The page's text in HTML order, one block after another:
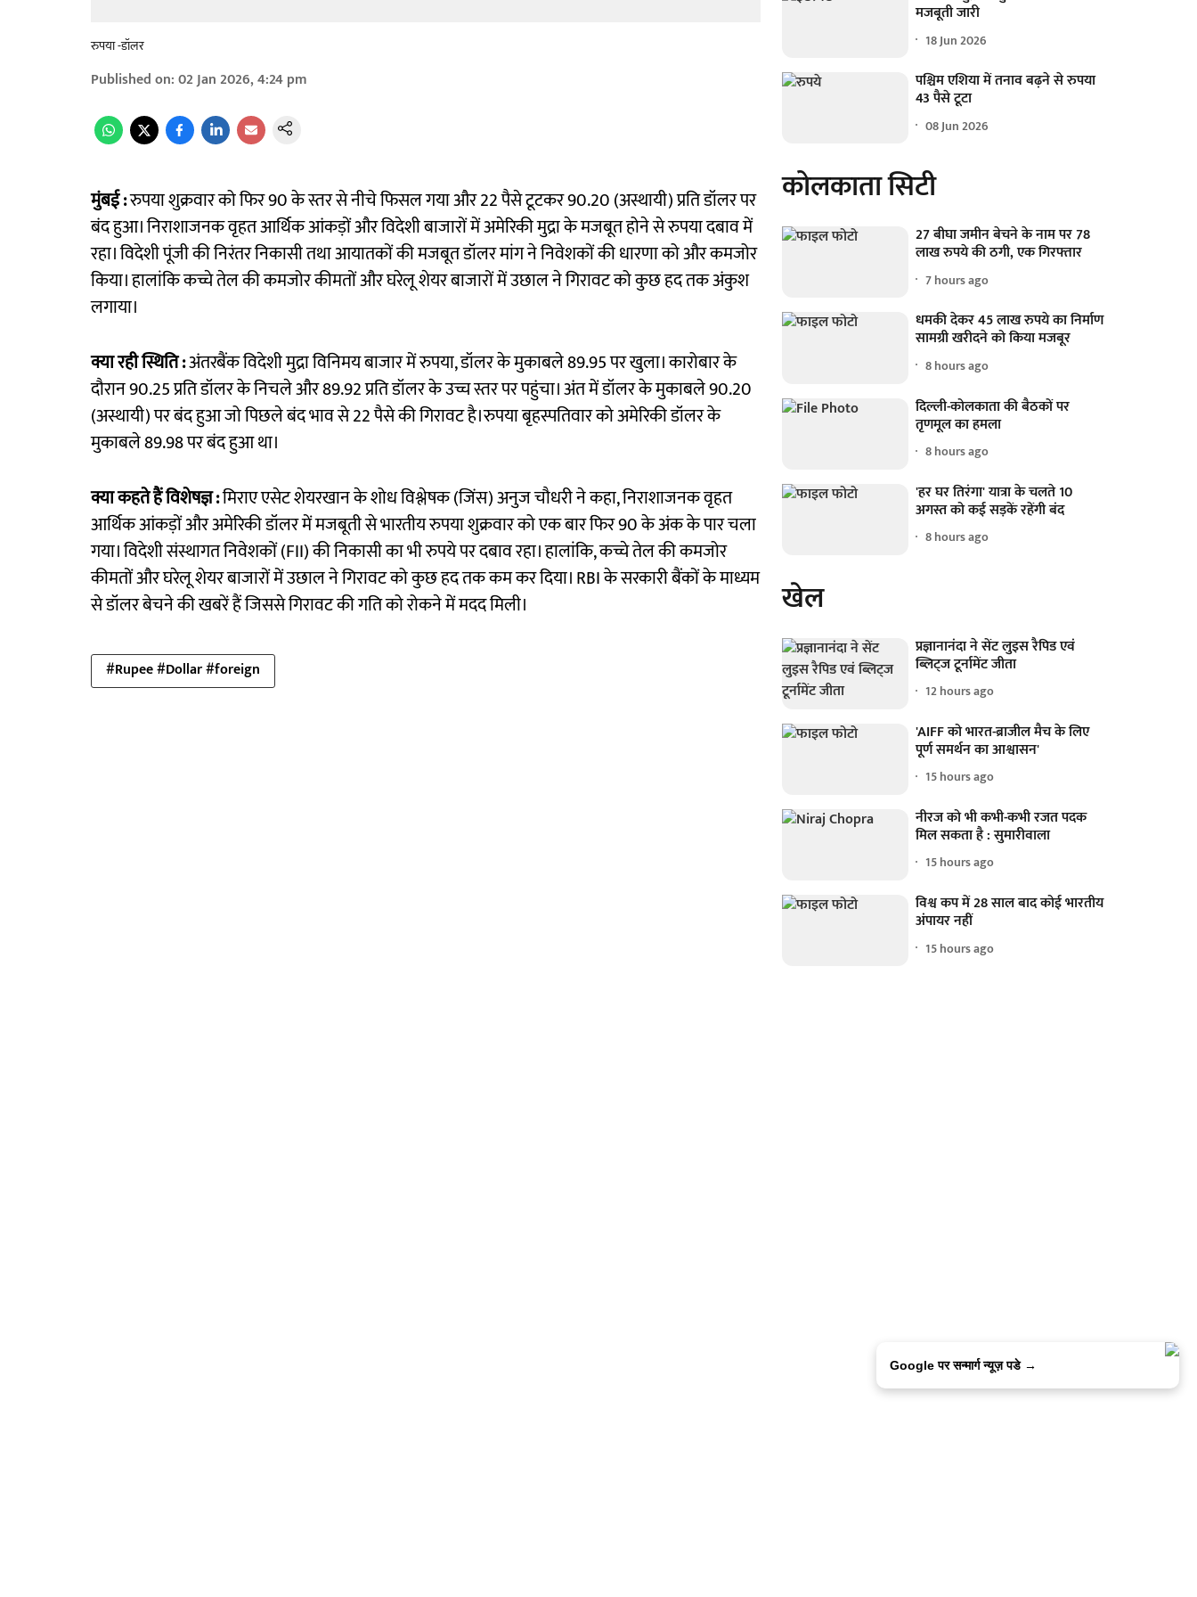
रुपया -डॉलर
Published on:02 Jan 2026, 4:24 pm
मुंबई :रुपया शुक्रवार को फिर 90 के स्तर से नीचे फिसल गया और 22 पैसे टूटकर 90.20 (अस्थायी) प्रति डॉलर पर
बंद हुआ। निराशाजनक वृहत आर्थिक आंकड़ों और विदेशी बाजारों में अमेरिकी मुद्रा के मजबूत होने से रुपया दबाव में
रहा। विदेशी पूंजी की निरंतर निकासी तथा आयातकों की मजबूत डॉलर मांग ने निवेशकों की धारणा को और कमजोर
किया। हालांकि कच्चे तेल की कमजोर कीमतों और घरेलू शेयर बाजारों में उछाल ने गिरावट को कुछ हद तक अंकुश
लगाया।
क्या रही स्थिति :अंतरबैंक विदेशी मुद्रा विनिमय बाजार में रुपया, डॉलर के मुकाबले 89.95 पर खुला। कारोबार के
दौरान 90.25 प्रति डॉलर के निचले और 89.92 प्रति डॉलर के उच्च स्तर पर पहुंचा। अंत में डॉलर के मुकाबले 90.20
(अस्थायी) पर बंद हुआ जो पिछले बंद भाव से 22 पैसे की गिरावट है।रुपया बृहस्पतिवार को अमेरिकी डॉलर के
मुकाबले 89.98 पर बंद हुआ था।
क्या कहते हैं विशेषज्ञ :मिराए एसेट शेयरखान के शोध विश्लेषक (जिंस) अनुज चौधरी ने कहा, निराशाजनक वृहत
आर्थिक आंकड़ों और अमेरिकी डॉलर में मजबूती से भारतीय रुपया शुक्रवार को एक बार फिर 90 के अंक के पार चला
गया। विदेशी संस्थागत निवेशकों (FII) की निकासी का भी रुपये पर दबाव रहा। हालांकि, कच्चे तेल की कमजोर
कीमतों और घरेलू शेयर बाजारों में उछाल ने गिरावट को कुछ हद तक कम कर दिया। RBI के सरकारी बैंकों के माध्यम
से डॉलर बेचने की खबरें हैं जिससे गिरावट की गति को रोकने में मदद मिली।
#Rupee #Dollar #foreign
मजबूती जारी
18 Jun 2026
पश्चिम एशिया में तनाव बढ़ने से रुपया
43 पैसे टूटा
08 Jun 2026
कोलकाता सिटी
27 बीघा जमीन बेचने के नाम पर 78
लाख रुपये की ठगी, एक गिरफ्तार
7 hours ago
धमकी देकर 45 लाख रुपये का निर्माण
सामग्री खरीदने को किया मजबूर
8 hours ago
दिल्ली-कोलकाता की बैठकों पर
तृणमूल का हमला
8 hours ago
'हर घर तिरंगा' यात्रा के चलते 10
अगस्त को कई सड़कें रहेंगी बंद
8 hours ago
खेल
प्रज्ञानानंदा ने सेंट लुइस रैपिड एवं
ब्लिट्ज टूर्नामेंट जीता
12 hours ago
'AIFF को भारत-ब्राजील मैच के लिए
पूर्ण समर्थन का आश्वासन'
15 hours ago
नीरज को भी कभी-कभी रजत पदक
मिल सकता है : सुमारीवाला
15 hours ago
विश्व कप में 28 साल बाद कोई भारतीय
अंपायर नहीं
15 hours ago
Google पर सन्मार्ग न्यूज़ पडे →